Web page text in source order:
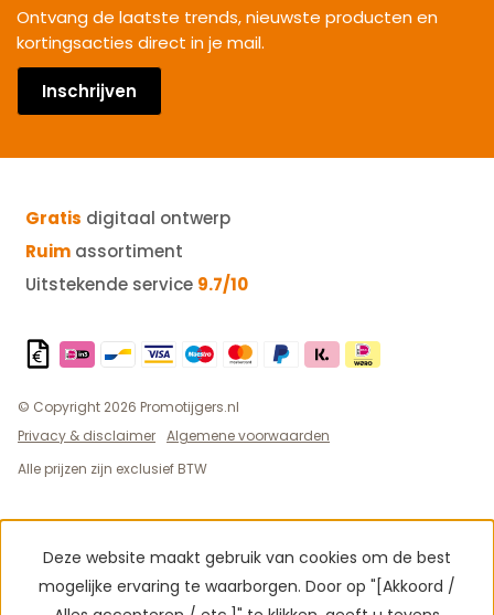
Ontvang de laatste trends, nieuwste producten en
kortingsacties direct in je mail.
Inschrijven
Gratis digitaal ontwerp
Ruim assortiment
Uitstekende service 9.7/10
© Copyright 2026 Promotijgers.nl
Privacy & disclaimer Algemene voorwaarden
Alle prijzen zijn exclusief BTW
Deze website maakt gebruik van cookies om de best
mogelijke ervaring te waarborgen. Door op "[Akkoord /